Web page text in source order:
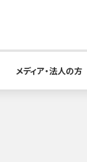
メディア・法人の方